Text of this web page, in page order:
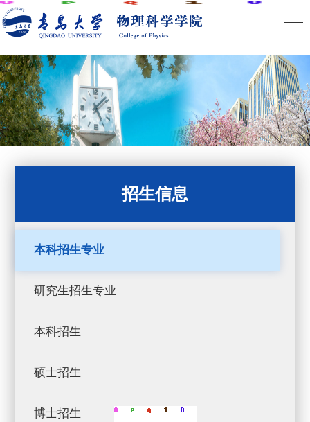
招生信息
本科招生专业
研究生招生专业
本科招生
硕士招生
博士招生